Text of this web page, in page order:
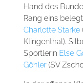
Hand des
Rang eins
Charlotte Starke
Klingenthal).
Sportlerin Else
Göhler(SV